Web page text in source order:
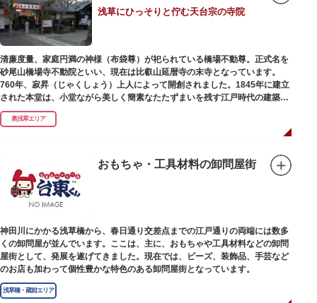
浅草にひっそりと佇む天台宗の寺院
清廉度量、家庭円満の神様（布袋尊）が祀られている橋場不動尊。正式名を
砂尾山橋場寺不動院といい、現在は比叡山延暦寺の末寺となっています。
760年、寂昇（じゃくしょう）上人によって開創されました。1845年に建立
された本堂は、小堂ながら美しく簡素なたたずまいを残す江戸時代の建築様
式です。明治の大火、関東大震災、第二次大戦の戦災でも周辺を災禍から守
ったことから「火伏せの不動尊」とも呼ばれています。
の昔、すぐ近くを流れる隅田川を往来して参拝する人の目印となったのがこ
の銀杏で、今なおそのパワーを授かりに来る人も多いそうです。
また、江戸時代から伝わる布袋尊像が祀られています。その姿は肩に袋がな
くお腹が袋代わりの形をしている珍しいもので、古くから庶民に尊信されて
奥浅草エリア
おもちゃ・工具材料の卸問屋街
神田川にかかる浅草橋から、春日通り交差点までの江戸通りの両端には数多
くの卸問屋が並んでいます。ここは、主に、おもちゃや工具材料などの卸問
屋街として、発展を遂げてきました。現在では、ビーズ、装飾品、手芸など
のお店も加わって個性豊かな特色のある卸問屋街となっています。
浅草橋・蔵前エリア